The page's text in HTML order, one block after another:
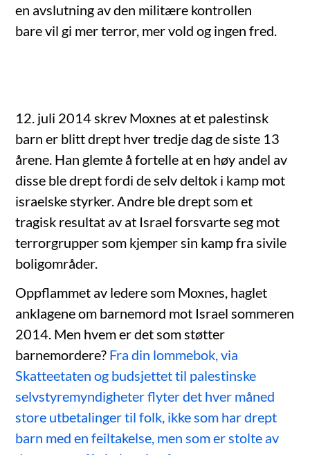
en avslutning av den militære kontrollen
bare vil gi mer terror, mer vold og ingen fred.
12. juli 2014 skrev Moxnes at et palestinsk
barn er blitt drept hver tredje dag de siste 13
årene. Han glemte å fortelle at en høy andel av
disse ble drept fordi de selv deltok i kamp mot
israelske styrker. Andre ble drept som et
tragisk resultat av at Israel forsvarte seg mot
terrorgrupper som kjemper sin kamp fra sivile
boligområder.
Oppflammet av ledere som Moxnes, haglet
anklagene om barnemord mot Israel sommeren
2014. Men hvem er det som støtter
barnemordere? Fra din lommebok, via
Skatteetaten og budsjettet til palestinske
selvstyremyndigheter flyter det hver måned
store utbetalinger til folk, ikke som har drept
barn med en feiltakelse, men som er stolte av